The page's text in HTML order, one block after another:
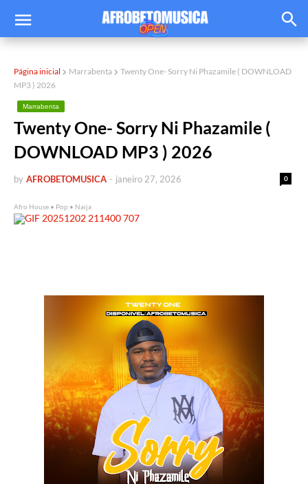
Página inicial Marrabenta
Twenty One- Sorry Ni Phazamile ( DOWNLOAD
MP3 ) 2026
Marrabenta
Twenty One- Sorry Ni Phazamile (
DOWNLOAD MP3 ) 2026
by AFROBETOMUSICA 0
- janeiro 27, 2026
Afro House • Pop • Naija